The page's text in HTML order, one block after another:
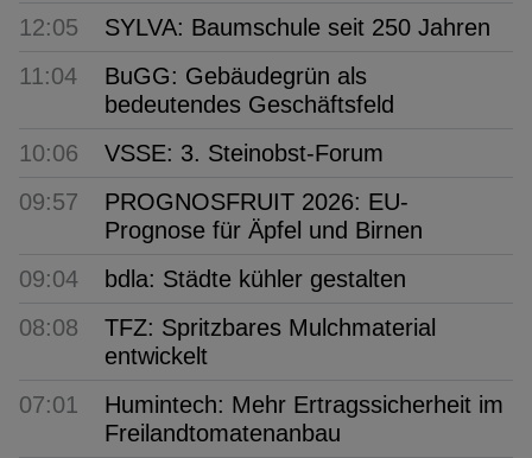
12:05
SYLVA: Baumschule seit 250 Jahren
11:04
BuGG: Gebäudegrün als
bedeutendes Geschäftsfeld
10:06
VSSE: 3. Steinobst-Forum
09:57
PROGNOSFRUIT 2026: EU-
Prognose für Äpfel und Birnen
09:04
bdla: Städte kühler gestalten
08:08
TFZ: Spritzbares Mulchmaterial
entwickelt
07:01
Humintech: Mehr Ertragssicherheit im
Freilandtomatenanbau